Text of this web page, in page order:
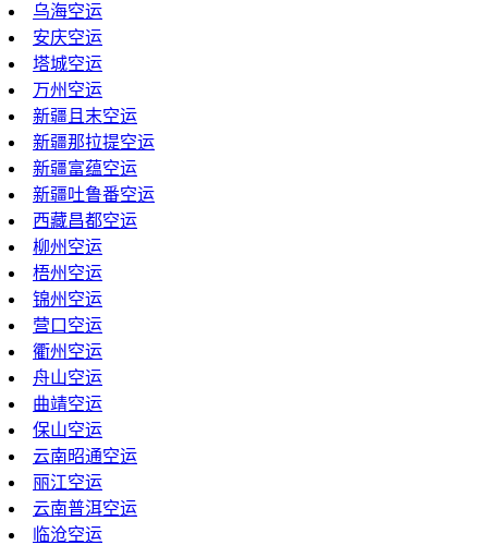
乌海空运
安庆空运
塔城空运
万州空运
新疆且末空运
新疆那拉提空运
新疆富蕴空运
新疆吐鲁番空运
西藏昌都空运
柳州空运
梧州空运
锦州空运
营口空运
衢州空运
舟山空运
曲靖空运
保山空运
云南昭通空运
丽江空运
云南普洱空运
临沧空运